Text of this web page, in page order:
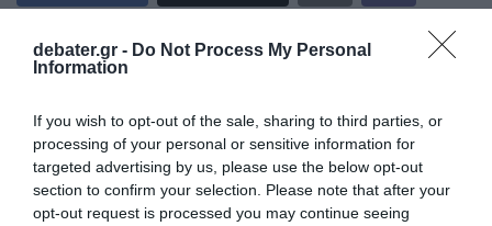
debater.gr - Do Not Process My Personal
Information
If you wish to opt-out of the sale, sharing to third parties, or
processing of your personal or sensitive information for
targeted advertising by us, please use the below opt-out
section to confirm your selection. Please note that after your
opt-out request is processed you may continue seeing
ΕΓΚΥΜΟΣΥΝΗ ΕΓΚΥΟΣ ΚΑΤΕΡΙΝΑ ΚΑΙΝΟΥΡΓΙΟΥ
ΔΙΑΦΗΜΙΣΗ